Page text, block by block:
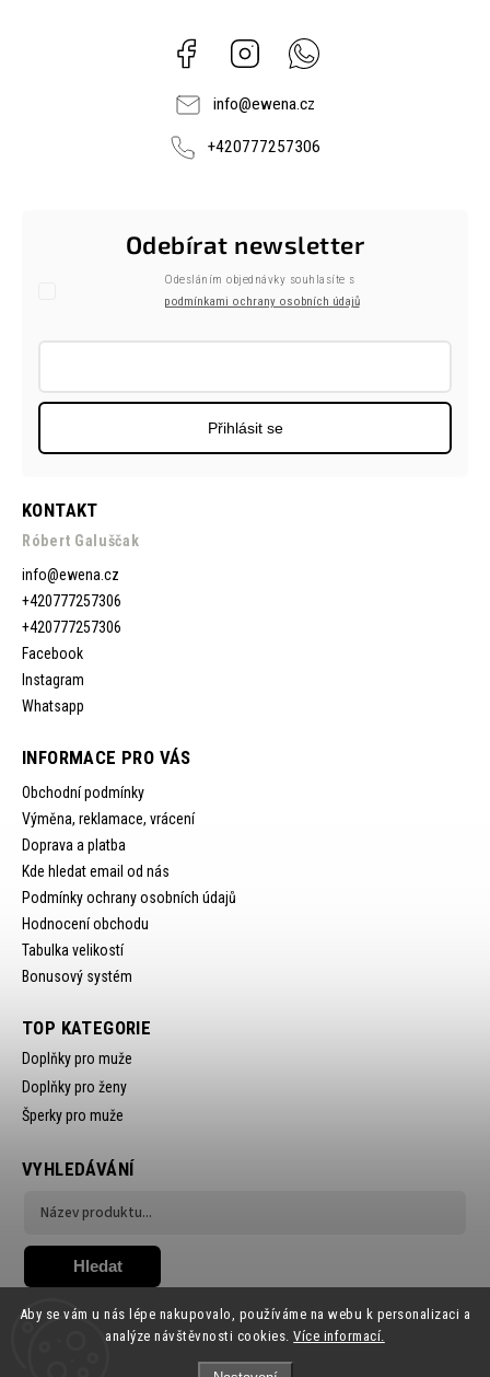
Aby se vám u nás lépe nakupovalo, používáme na webu k personalizaci a
analýze návštěvnosti cookies.Více informací.
Facebook Instagram
info@ewena.cz
+420777257306
KONTAKT
Róbert Galuščak
info@ewena.cz
+420777257306
+420777257306
Facebook
Instagram
Whatsapp
INFORMACE PRO VÁS
Obchodní podmínky
Výměna, reklamace, vrácení
Doprava a platba
Kde hledat email od nás
Podmínky ochrany osobních údajů
Hodnocení obchodu
Tabulka velikostí
Bonusový systém
Odebírat newsletter
Odesláním objednávky souhlasíte s
podmínkami ochrany osobních údajů
Přihlásit se
TOP KATEGORIE
Doplňky pro muže
Doplňky pro ženy
Šperky pro muže
VYHLEDÁVÁNÍ
Hledat